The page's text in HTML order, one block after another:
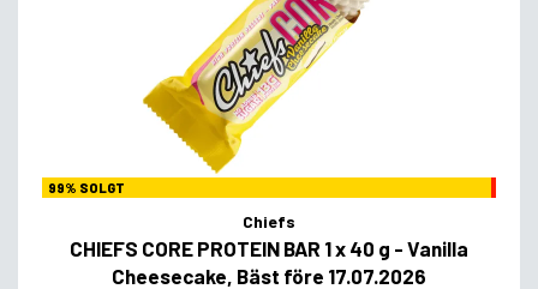
99% SOLGT
Chiefs
CHIEFS CORE PROTEIN BAR 1 x 40 g - Vanilla
Cheesecake, Bäst före 17.07.2026